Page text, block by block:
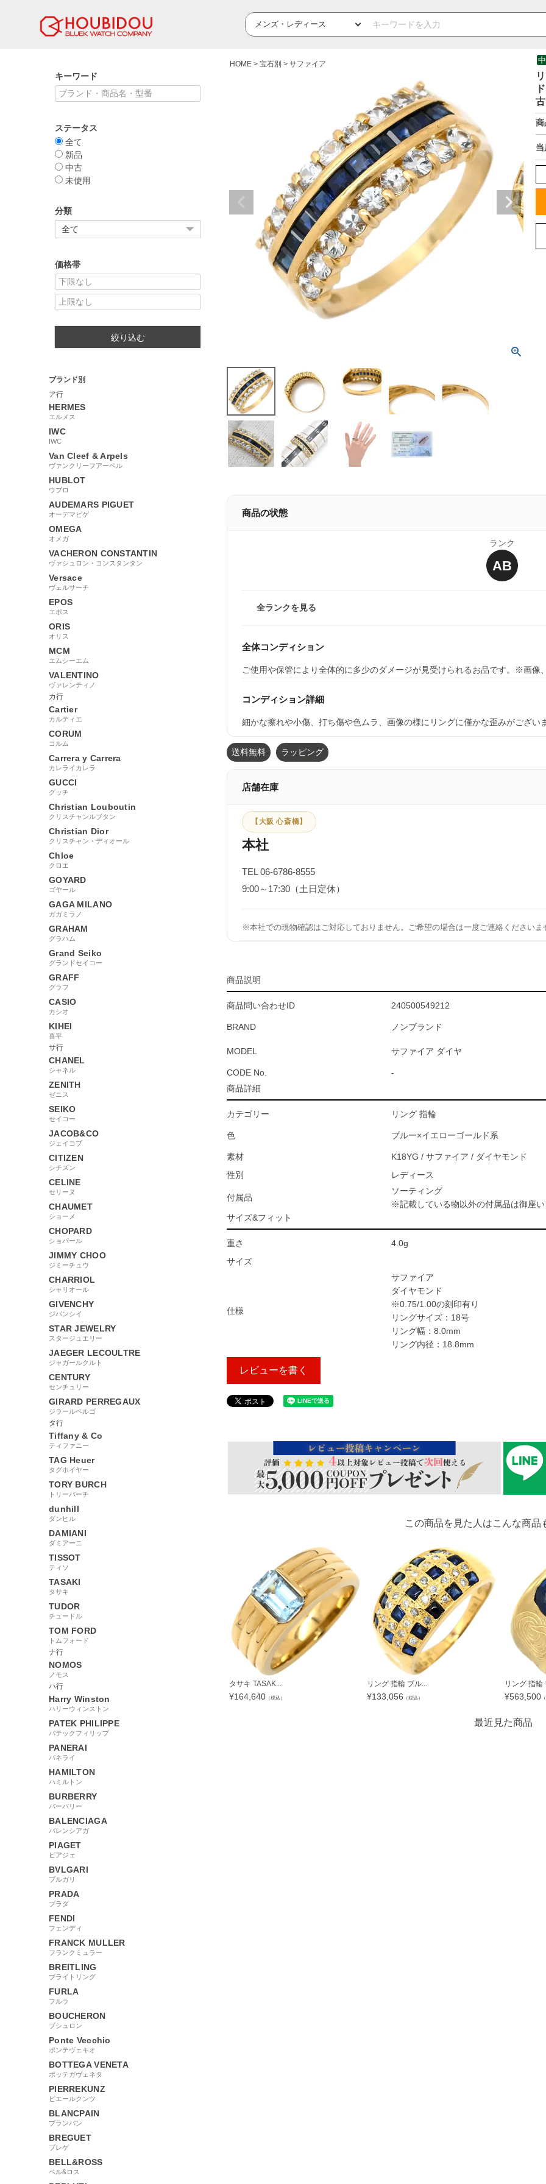
キーワード
ステータス
全て
新品
中古
未使用
分類
価格帯
絞り込む
ブランド別
ア行
HERMES
エルメス
IWC
IWC
Van Cleef & Arpels
ヴァンクリーフアーペル
HUBLOT
ウブロ
AUDEMARS PIGUET
オーデマピゲ
OMEGA
オメガ
VACHERON CONSTANTIN
ヴァシュロン・コンスタンタン
Versace
ヴェルサーチ
EPOS
エポス
ORIS
オリス
MCM
エムシーエム
VALENTINO
ヴァレンティノ
カ行
Cartier
カルティエ
CORUM
コルム
Carrera y Carrera
カレライカレラ
GUCCI
グッチ
Christian Louboutin
クリスチャンルブタン
Christian Dior
クリスチャン・ディオール
Chloe
クロエ
GOYARD
ゴヤール
GAGA MILANO
ガガミラノ
GRAHAM
グラハム
Grand Seiko
グランドセイコー
GRAFF
グラフ
CASIO
カシオ
KIHEI
喜平
サ行
CHANEL
シャネル
ZENITH
ゼニス
SEIKO
セイコー
JACOB&CO
ジェイコブ
CITIZEN
シチズン
CELINE
セリーヌ
CHAUMET
ショーメ
CHOPARD
ショパール
JIMMY CHOO
ジミーチュウ
CHARRIOL
シャリオール
GIVENCHY
ジバンシイ
STAR JEWELRY
スタージュエリー
JAEGER LECOULTRE
ジャガールクルト
CENTURY
センチュリー
GIRARD PERREGAUX
ジラールペルゴ
タ行
Tiffany & Co
ティファニー
TAG Heuer
タグホイヤー
TORY BURCH
トリーバーチ
dunhill
ダンヒル
DAMIANI
ダミアーニ
TISSOT
ティソ
TASAKI
タサキ
TUDOR
チュードル
TOM FORD
トムフォード
ナ行
NOMOS
ノモス
ハ行
Harry Winston
ハリーウィンストン
PATEK PHILIPPE
パテックフィリップ
PANERAI
パネライ
HAMILTON
ハミルトン
BURBERRY
バーバリー
BALENCIAGA
バレンシアガ
PIAGET
ピアジェ
BVLGARI
ブルガリ
PRADA
プラダ
FENDI
フェンディ
FRANCK MULLER
フランクミュラー
BREITLING
ブライトリング
FURLA
フルラ
BOUCHERON
ブシュロン
Ponte Vecchio
ポンテヴェキオ
BOTTEGA VENETA
ボッテガヴェネタ
PIERREKUNZ
ピエールクンツ
BLANCPAIN
ブランパン
BREGUET
ブレゲ
BELL&ROSS
ベル&ロス
HOME 宝石別 サファイア
商
商品の状態
ランク
AB
全ランクを見る
全体コンディション
ご使用や保管により全体的に多少のダメージが見受けられるお品です。※画像
コンディション詳細
細かな擦れや小傷、打ち傷や色ムラ、画像の様にリングに僅かな歪みがござい
送料無料 ラッピング
店舗在庫
【大阪 心斎橋】
本社
TEL 06-6786-8555
9:00～17:30（土日定休）
※本社での現物確認はご対応しておりません。ご希望の場合は一度ご連絡くださいま
商品説明
商品問い合わせID 240500549212
BRAND ノンブランド
MODEL サファイア ダイヤ
CODE No.
-
商品詳細
カテゴリー リング 指輪
色 ブルー×イエローゴールド系
素材
K18YG / サファイア / ダイヤモンド
性別
レディース
付属品
ソーティング
※記載している物以外の付属品は御座
サイズ&フィット
重さ
4.0g
サイズ
仕様
サファイア
ダイヤモンド
※0.75/1.00の刻印有り
リングサイズ：18号
リング幅：8.0mm
リング内径：18.8mm
レビューを書く
この商品を見た人はこんな商品
タサキ TASAK...
¥164,640 （税込）
リング 指輪 ブル...
¥133,056 （税込）
リング 指輪
¥563,500
最近見た商品